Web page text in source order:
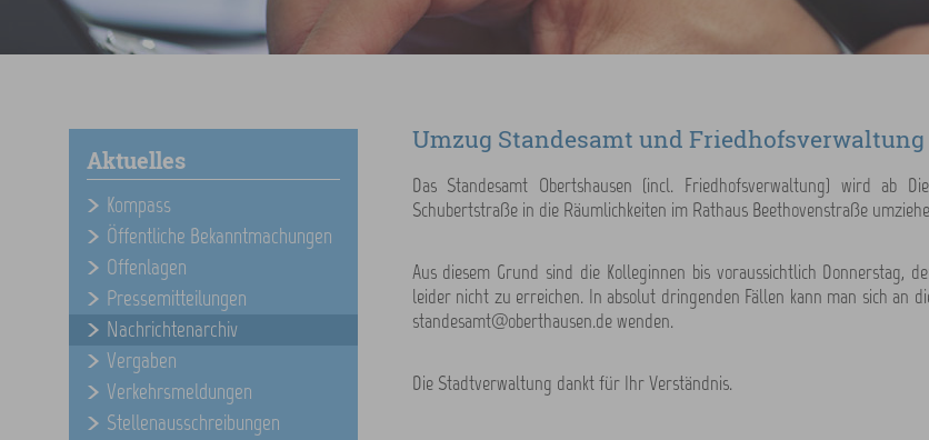
Aktuelles
Kompass
Öffentliche Bekanntmachungen
Offenlagen
Pressemitteilungen
Nachrichtenarchiv
Vergaben
Verkehrsmeldungen
Stellenausschreibungen
Umzug Standesamt und Friedhofsverwaltung
Das Standesamt Obertshausen (incl. Friedhofsverwaltung) wird ab
Schubertstraße in die Räumlichkeiten im Rathaus Beethovenstraße
Aus diesem Grund sind die Kolleginnen bis voraussichtlich Donnerstag,
leider nicht zu erreichen. In absolut dringenden Fällen kann man sich an
standesamt@oberthausen.de wenden.
Die Stadtverwaltung dankt für Ihr Verständnis.